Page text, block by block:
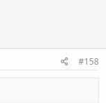
#158